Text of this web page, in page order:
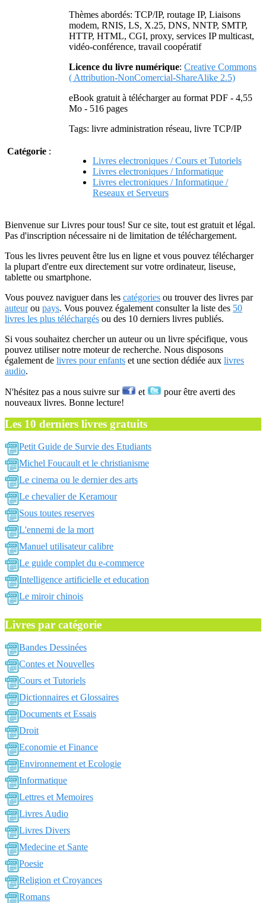
Thèmes abordés: TCP/IP, routage IP, Liaisons
modem, RNIS, LS, X.25, DNS, NNTP, SMTP,
HTTP, HTML, CGI, proxy, services IP multicast,
vidéo-conférence, travail coopératif
Licence du livre numérique: Creative Commons
( Attribution-NonComercial-ShareAlike 2.5)
eBook gratuit à télécharger au format PDF - 4,55
Mo - 516 pages
Tags: livre administration réseau, livre TCP/IP
Catégorie :
Livres electroniques / Cours et Tutoriels
Livres electroniques / Informatique
Livres electroniques / Informatique /
Reseaux et Serveurs
Bienvenue sur Livres pour tous! Sur ce site, tout est gratuit et légal.
Pas d'inscription nécessaire ni de limitation de téléchargement.
Tous les livres peuvent être lus en ligne et vous pouvez télécharger
la plupart d'entre eux directement sur votre ordinateur, liseuse,
tablette ou smartphone.
Vous pouvez naviguer dans les catégories ou trouver des livres par
auteurou pays. Vous pouvez également consulter la liste des 50
livres les plus téléchargés ou des 10 derniers livres publiés.
Si vous souhaitez chercher un auteur ou un livre spécifique, vous
pouvez utiliser notre moteur de recherche. Nous disposons
également de livres pour enfants et une section dédiée aux livres
audio.
N'hésitez pas a nous suivre sur et
pour être averti des
nouveaux livres. Bonne lecture!
Les 10 derniers livres gratuits
Petit Guide de Survie des Etudiants
Michel Foucault et le christianisme
Le cinema ou le dernier des arts
Le chevalier de Keramour
Sous toutes reserves
L'ennemi de la mort
Manuel utilisateur calibre
Le guide complet du e-commerce
Intelligence artificielle et education
Le miroir chinois
Livres par catégorie
Bandes Dessinées
Contes et Nouvelles
Cours et Tutoriels
Dictionnaires et Glossaires
Documents et Essais
Droit
Economie et Finance
Environnement et Ecologie
Informatique
Lettres et Memoires
Livres Audio
Livres Divers
Medecine et Sante
Poesie
Religion et Croyances
Romans